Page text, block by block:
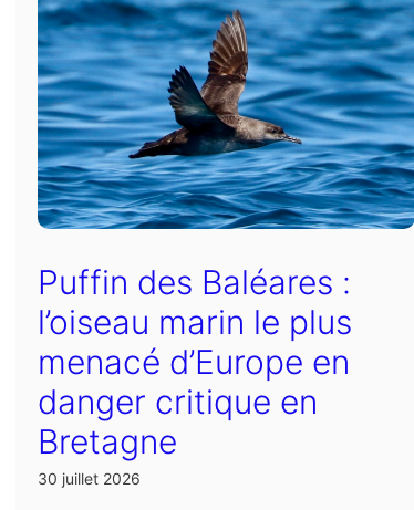
Puffin des Baléares :
l’oiseau marin le plus
menacé d’Europe en
danger critique en
Bretagne
30 juillet 2026